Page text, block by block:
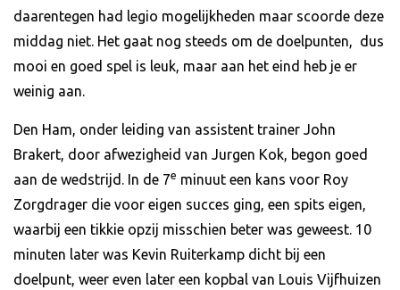
daarentegen had legio mogelijkheden maar scoorde deze
middag niet. Het gaat nog steeds om de doelpunten, dus
mooi en goed spel is leuk, maar aan het eind heb je er
weinig aan.
Den Ham, onder leiding van assistent trainer John
Brakert, door afwezigheid van Jurgen Kok, begon goed
aan de wedstrijd. In de 7e minuut een kans voor Roy
Zorgdrager die voor eigen succes ging, een spits eigen,
waarbij een tikkie opzij misschien beter was geweest. 10
minuten later was Kevin Ruiterkamp dicht bij een
doelpunt, weer even later een kopbal van Louis Vijfhuizen